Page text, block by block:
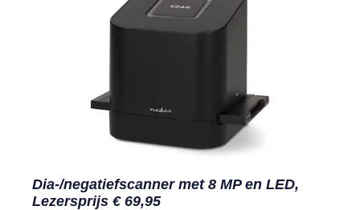
Dia-/negatiefscanner met 8 MP en LED,
Lezersprijs € 69,95